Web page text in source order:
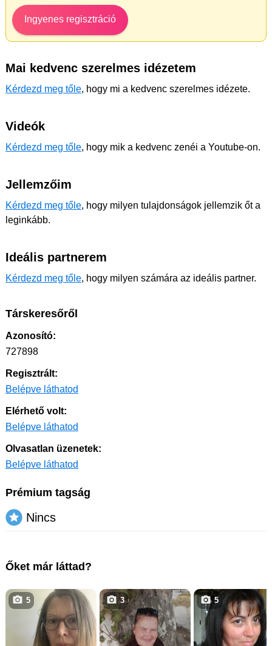
Ingyenes regisztráció
Mai kedvenc szerelmes idézetem
Kérdezd meg tőle, hogy mi a kedvenc szerelmes idézete.
Videók
Kérdezd meg tőle, hogy mik a kedvenc zenéi a Youtube-on.
Jellemzőim
Kérdezd meg tőle, hogy milyen tulajdonságok jellemzik őt a
leginkább.
Ideális partnerem
Kérdezd meg tőle, hogy milyen számára az ideális partner.
Társkeresőről
Azonosító:
727898
Regisztrált:
Belépve láthatod
Elérhető volt:
Belépve láthatod
Olvasatlan üzenetek:
Belépve láthatod
Prémium tagság
Nincs
Őket már láttad?
5 3 5